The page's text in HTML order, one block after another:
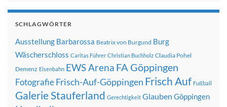
SCHLAGWÖRTER
Ausstellung Barbarossa Beatrix von Burgund Burg
Wäscherschloss Caritas Führer Christian Buchholz Claudia Pohel
Demenz Eisenbahn EWS Arena FA Göppingen
FotografieFrisch-Auf-Göppingen Frisch Auf Fußball
Galerie Stauferland Gerechtigkeit Glauben Göppingen